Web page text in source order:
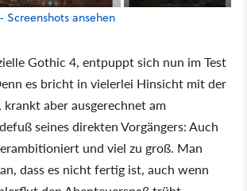
ansehen
Gothic 4, entpuppt sich nun im Test
es bricht in vielerlei Hinsicht mit der
aber ausgerechnet am
seines direkten Vorgängers: Auch
und viel zu groß. Man
dass es nicht fertig ist, auch wenn